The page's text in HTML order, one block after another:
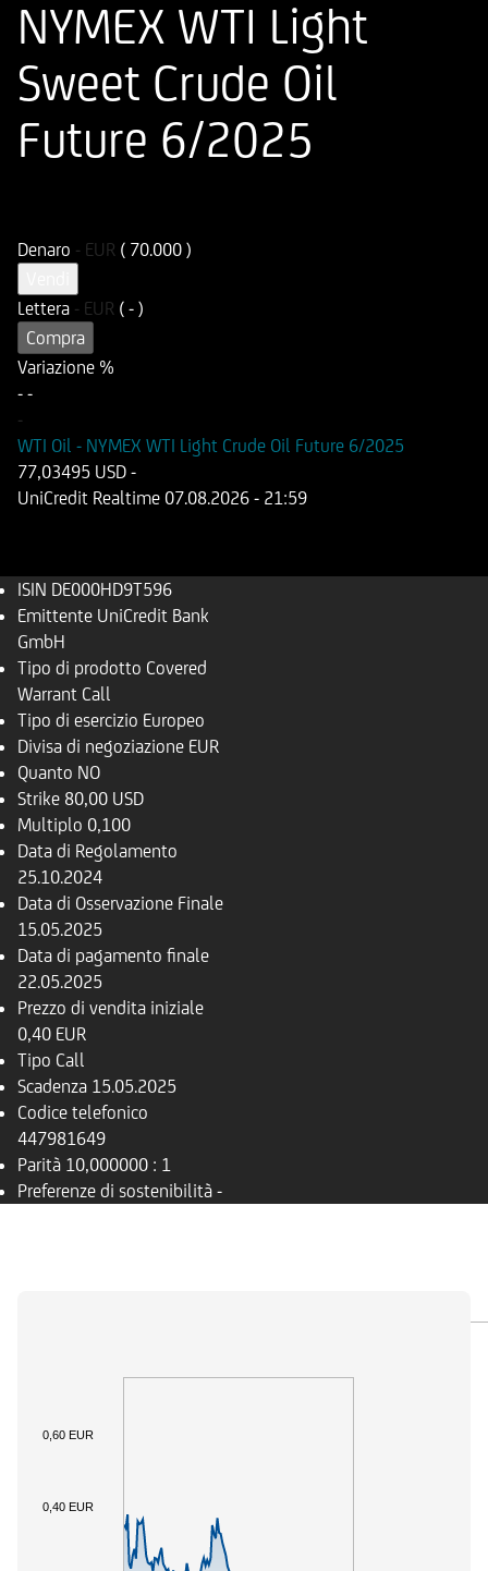
NYMEX WTI Light
Sweet Crude Oil
Future 6/2025
Denaro - EUR ( 70.000 )
Lettera - EUR ( - )
Compra
Variazione %
- -
-
WTI Oil - NYMEX WTI Light Crude Oil Future 6/2025
77,03495 USD -
UniCredit Realtime 07.08.2026 - 21:59
ISIN DE000HD9T596
Emittente UniCredit Bank
GmbH
Tipo di prodotto Covered
Warrant Call
Tipo di esercizio Europeo
Divisa di negoziazione EUR
Quanto NO
Strike 80,00 USD
Multiplo 0,100
Data di Regolamento
25.10.2024
Data di Osservazione Finale
15.05.2025
Data di pagamento finale
22.05.2025
Prezzo di vendita iniziale
0,40 EUR
Tipo Call
Scadenza 15.05.2025
Codice telefonico
447981649
Parità 10,000000 : 1
Preferenze di sostenibilità -
0,40 EUR
0,60 EUR